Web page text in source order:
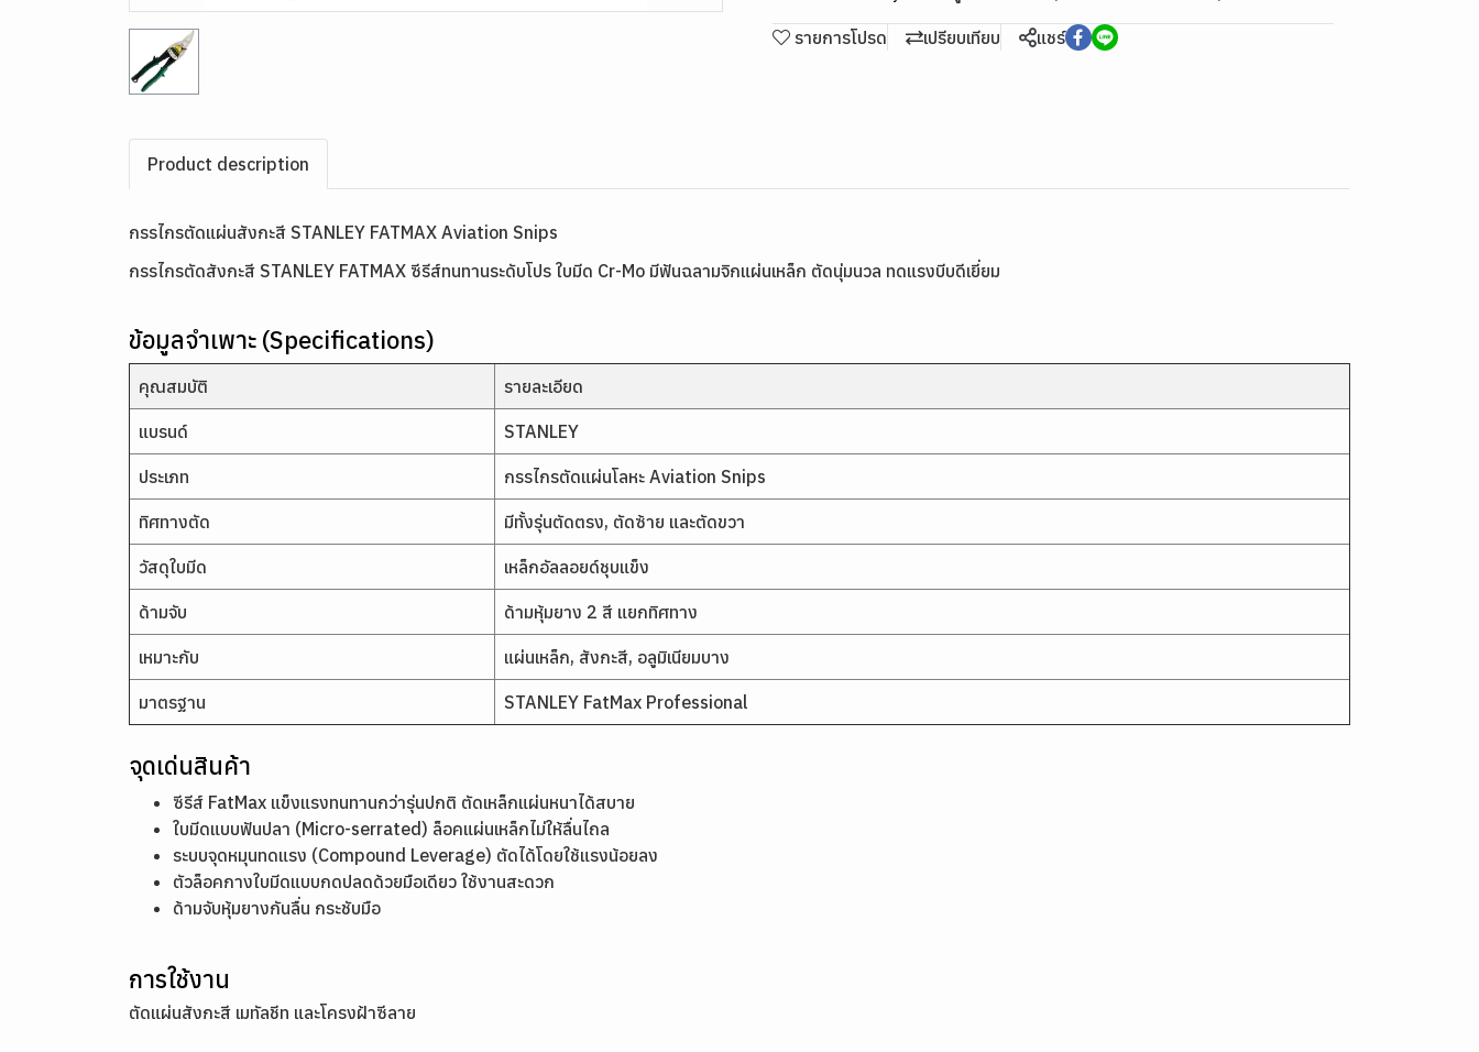
รายการโปรด เปรียบเทียบ แชร์
Product description
กรรไกรตัดแผ่นสังกะสี STANLEY FATMAX Aviation Snips
กรรไกรตัดสังกะสี STANLEY FATMAX ซีรีส์ทนทานระดับโปร ใบมีด Cr-Mo มีฟันฉลามจิกแผ่นเหล็ก ตัดนุ่มนวล ทดแรงบีบดีเยี่ยม
ข้อมูลจำเพาะ (Specifications)
คุณสมบัติ รายละเอียด
แบรนด์ STANLEY
ประเภท กรรไกรตัดแผ่นโลหะ Aviation Snips
ทิศทางตัด มีทั้งรุ่นตัดตรง, ตัดซ้าย และตัดขวา
วัสดุใบมีด เหล็กอัลลอยด์ชุบแข็ง
ด้ามจับ ด้ามหุ้มยาง 2 สี แยกทิศทาง
เหมาะกับ แผ่นเหล็ก, สังกะสี, อลูมิเนียมบาง
มาตรฐาน STANLEY FatMax Professional
จุดเด่นสินค้า
ซีรีส์ FatMax แข็งแรงทนทานกว่ารุ่นปกติ ตัดเหล็กแผ่นหนาได้สบาย
ใบมีดแบบฟันปลา (Micro-serrated) ล็อคแผ่นเหล็กไม่ให้ลื่นไถล
ระบบจุดหมุนทดแรง (Compound Leverage) ตัดได้โดยใช้แรงน้อยลง
ตัวล็อคกางใบมีดแบบกดปลดด้วยมือเดียว ใช้งานสะดวก
ด้ามจับหุ้มยางกันลื่น กระชับมือ
การใช้งาน
ตัดแผ่นสังกะสี เมทัลชีท และโครงฝ้าซีลาย